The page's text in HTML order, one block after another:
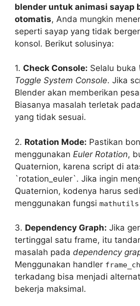
blender untuk animasi sayap
otomatis, Anda mungkin
seperti sayap yang tidak
konsol. Berikut solusinya:
1. Check Console: Selalu buka
Toggle System Console. Jika
Blender akan memberikan
Biasanya masalah terletak
yang tidak sesuai.
2. Rotation Mode: Pastikan
menggunakan Euler Rotation,
Quaternion, karena script di
`rotation_euler`. Jika ingin
Quaternion, kodenya harus
menggunakan fungsi
3. Dependency Graph: Jika
tertinggal satu frame, itu
masalah pada dependency
Menggunakan handler
terkadang bisa menjadi
bekerja maksimal.